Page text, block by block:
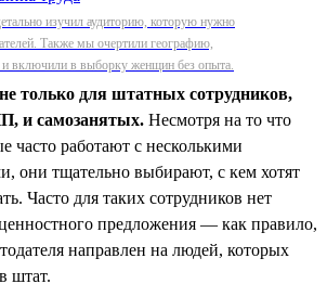
изучил аудиторию, которую нужно
Также мы очертили географию,
и включили в выборку женщин без опыта.
только для штатных сотрудников,
и самозанятых. Несмотря на то что
часто работают с несколькими
они тщательно выбирают, с кем хотят
Часто для таких сотрудников нет
предложения — как правило,
направлен на людей, которых
штат.